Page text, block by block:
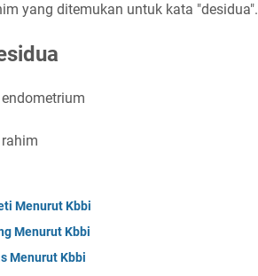
yang ditemukan untuk kata "desidua".
Menurut Kbbi
Menurut Kbbi
Menurut Kbbi